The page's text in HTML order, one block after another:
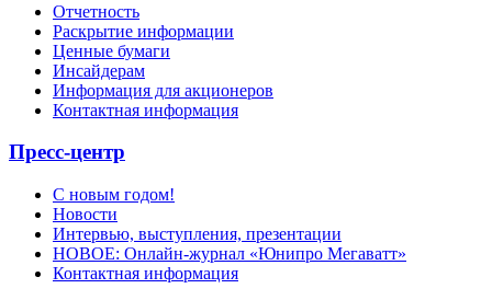
Отчетность
Раскрытие информации
Ценные бумаги
Инсайдерам
Информация для акционеров
Контактная информация
Пресс-центр
С новым годом!
Новости
Интервью, выступления, презентации
НОВОЕ: Онлайн-журнал «Юнипро Мегаватт»
Контактная информация